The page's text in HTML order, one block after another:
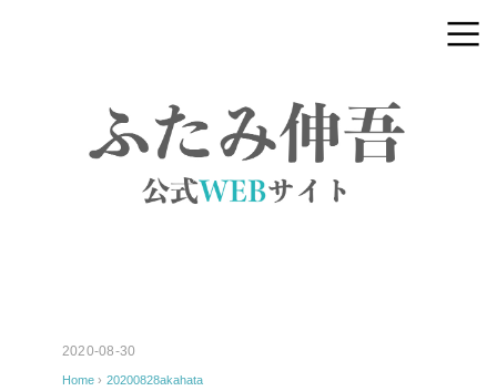
2020-08-30
Home › 20200828akahata